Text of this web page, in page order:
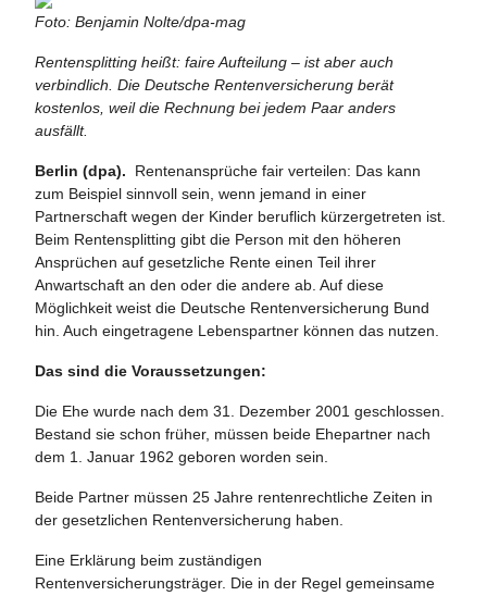
Foto: Benjamin Nolte/dpa-mag
Rentensplitting heißt: faire Aufteilung – ist aber auch
verbindlich. Die Deutsche Rentenversicherung berät
kostenlos, weil die Rechnung bei jedem Paar anders
ausfällt.
Berlin (dpa).
Rentenansprüche fair verteilen: Das kann
zum Beispiel sinnvoll sein, wenn jemand in einer
Partnerschaft wegen der Kinder beruflich kürzergetreten ist.
Beim Rentensplitting gibt die Person mit den höheren
Ansprüchen auf gesetzliche Rente einen Teil ihrer
Anwartschaft an den oder die andere ab. Auf diese
Möglichkeit weist die Deutsche Rentenversicherung Bund
hin. Auch eingetragene Lebenspartner können das nutzen.
Das sind die Voraussetzungen:
Die Ehe wurde nach dem 31. Dezember 2001 geschlossen.
Bestand sie schon früher, müssen beide Ehepartner nach
dem 1. Januar 1962 geboren worden sein.
Beide Partner müssen 25 Jahre rentenrechtliche Zeiten in
der gesetzlichen Rentenversicherung haben.
Eine Erklärung beim zuständigen
Rentenversicherungsträger. Die in der Regel gemeinsame